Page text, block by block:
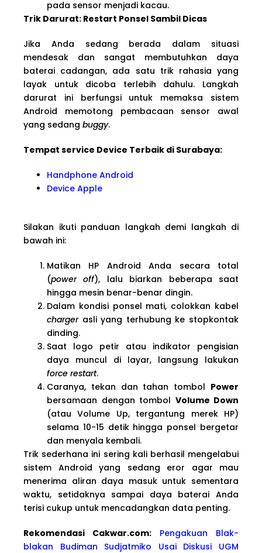
pada sensor menjadi kacau.
Trik Darurat: Restart Ponsel Sambil Dicas
Jika Anda sedang berada dalam situasi
mendesak dan sangat membutuhkan daya
baterai cadangan, ada satu trik rahasia yang
layak untuk dicoba terlebih dahulu. Langkah
darurat ini berfungsi untuk memaksa sistem
Android memotong pembacaan sensor awal
yang sedang buggy.
Tempat service Device Terbaik di Surabaya:
Handphone Android
Device Apple
Silakan ikuti panduan langkah demi langkah di
bawah ini:
Matikan HP Android Anda secara total
(power off), lalu biarkan beberapa saat
hingga mesin benar-benar dingin.
Dalam kondisi ponsel mati, colokkan kabel
chargerasli yang terhubung ke stopkontak
dinding.
Saat logo petir atau indikator pengisian
daya muncul di layar, langsung lakukan
force restart.
Caranya, tekan dan tahan tombol Power
bersamaan dengan tombol Volume Down
(atau Volume Up, tergantung merek HP)
selama 10-15 detik hingga ponsel bergetar
dan menyala kembali.
Trik sederhana ini sering kali berhasil mengelabui
sistem Android yang sedang eror agar mau
menerima aliran daya masuk untuk sementara
waktu, setidaknya sampai daya baterai Anda
terisi cukup untuk mencadangkan data penting.
Rekomendasi Cakwar.com: Pengakuan Blak-
blakan Budiman Sudjatmiko Usai Diskusi UGM